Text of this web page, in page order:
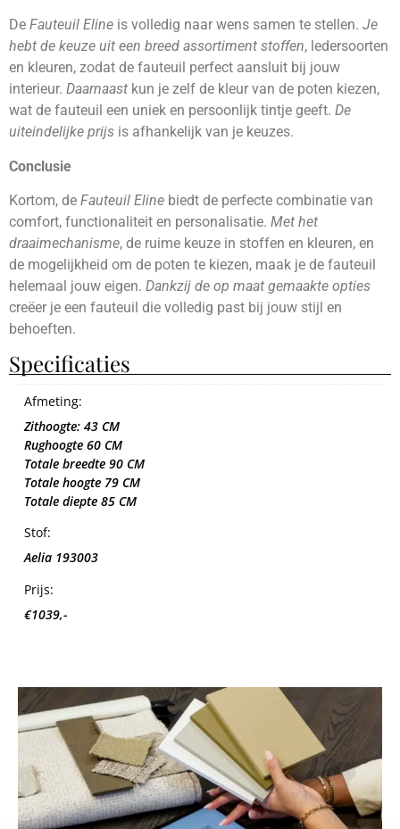
De Fauteuil Eline is volledig naar wens samen te stellen. Je
hebt de keuze uit een breed assortiment stoffen, ledersoorten
en kleuren, zodat de fauteuil perfect aansluit bij jouw
interieur. Daarnaast kun je zelf de kleur van de poten kiezen,
wat de fauteuil een uniek en persoonlijk tintje geeft. De
uiteindelijke prijs is afhankelijk van je keuzes.
Conclusie
Kortom, de Fauteuil Eline biedt de perfecte combinatie van
comfort, functionaliteit en personalisatie. Met het
draaimechanisme, de ruime keuze in stoffen en kleuren, en
de mogelijkheid om de poten te kiezen, maak je de fauteuil
helemaal jouw eigen. Dankzij de op maat gemaakte opties
creëer je een fauteuil die volledig past bij jouw stijl en
behoeften.
Specificaties
Afmeting:
Zithoogte: 43 CM
Rughoogte 60 CM
Totale breedte 90 CM
Totale hoogte 79 CM
Totale diepte 85 CM
Stof:
Aelia 193003
Prijs:
€1039,-